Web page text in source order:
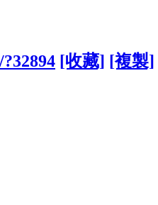
[收藏] [複製]